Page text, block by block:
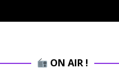
ON AIR !